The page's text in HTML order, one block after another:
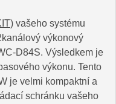
) vašeho systému
výkonový
D84S. Výsledkem je
výkonu. Tento
je velmi kompaktní a
schránku vašeho